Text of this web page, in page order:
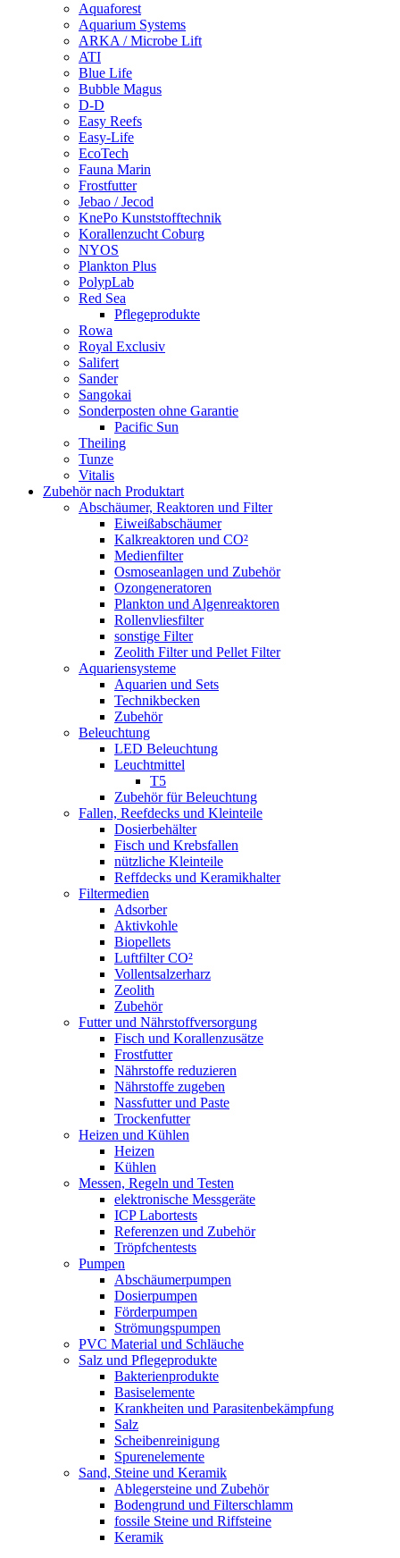
Aquaforest
Aquarium Systems
ARKA / Microbe Lift
ATI
Blue Life
Bubble Magus
D-D
Easy Reefs
Easy-Life
EcoTech
Fauna Marin
Frostfutter
Jebao / Jecod
KnePo Kunststofftechnik
Korallenzucht Coburg
NYOS
Plankton Plus
PolypLab
Red Sea
Pflegeprodukte
Rowa
Royal Exclusiv
Salifert
Sander
Sangokai
Sonderposten ohne Garantie
Pacific Sun
Theiling
Tunze
Vitalis
Zubehör nach Produktart
Abschäumer, Reaktoren und Filter
Eiweißabschäumer
Kalkreaktoren und CO²
Medienfilter
Osmoseanlagen und Zubehör
Ozongeneratoren
Plankton und Algenreaktoren
Rollenvliesfilter
sonstige Filter
Zeolith Filter und Pellet Filter
Aquariensysteme
Aquarien und Sets
Technikbecken
Zubehör
Beleuchtung
LED Beleuchtung
Leuchtmittel
T5
Zubehör für Beleuchtung
Fallen, Reefdecks und Kleinteile
Dosierbehälter
Fisch und Krebsfallen
nützliche Kleinteile
Reffdecks und Keramikhalter
Filtermedien
Adsorber
Aktivkohle
Biopellets
Luftfilter CO²
Vollentsalzerharz
Zeolith
Zubehör
Futter und Nährstoffversorgung
Fisch und Korallenzusätze
Frostfutter
Nährstoffe reduzieren
Nährstoffe zugeben
Nassfutter und Paste
Trockenfutter
Heizen und Kühlen
Heizen
Kühlen
Messen, Regeln und Testen
elektronische Messgeräte
ICP Labortests
Referenzen und Zubehör
Tröpfchentests
Pumpen
Abschäumerpumpen
Dosierpumpen
Förderpumpen
Strömungspumpen
PVC Material und Schläuche
Salz und Pflegeprodukte
Bakterienprodukte
Basiselemente
Krankheiten und Parasitenbekämpfung
Salz
Scheibenreinigung
Spurenelemente
Sand, Steine und Keramik
Ablegersteine und Zubehör
Bodengrund und Filterschlamm
fossile Steine und Riffsteine
Keramik